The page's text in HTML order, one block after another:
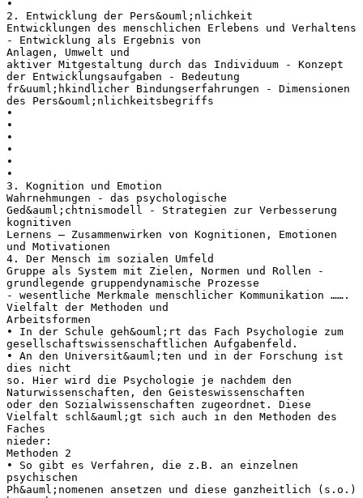
•
2. Entwicklung der Pers&ouml;nlichkeit
Entwicklungen des menschlichen Erlebens und Verhaltens
- Entwicklung als Ergebnis von
Anlagen, Umwelt und
aktiver Mitgestaltung durch das Individuum - Konzept
der Entwicklungsaufgaben - Bedeutung
fr&uuml;hkindlicher Bindungserfahrungen - Dimensionen
des Pers&ouml;nlichkeitsbegriffs
•
•
•
•
•
•
3. Kognition und Emotion
Wahrnehmungen - das psychologische
Ged&auml;chtnismodell - Strategien zur Verbesserung
kognitiven
Lernens – Zusammenwirken von Kognitionen, Emotionen
und Motivationen
4. Der Mensch im sozialen Umfeld
Gruppe als System mit Zielen, Normen und Rollen -
grundlegende gruppendynamische Prozesse
- wesentliche Merkmale menschlicher Kommunikation …….
Vielfalt der Methoden und
Arbeitsformen
• In der Schule geh&ouml;rt das Fach Psychologie zum
gesellschaftswissenschaftlichen Aufgabenfeld.
• An den Universit&auml;ten und in der Forschung ist
dies nicht
so. Hier wird die Psychologie je nachdem den
Naturwissenschaften, den Geisteswissenschaften
oder den Sozialwissenschaften zugeordnet. Diese
Vielfalt schl&auml;gt sich auch in den Methoden des
Faches
nieder:
Methoden 2
• So gibt es Verfahren, die z.B. an einzelnen
psychischen
Ph&auml;nomenen ansetzen und diese ganzheitlich (s.o.)